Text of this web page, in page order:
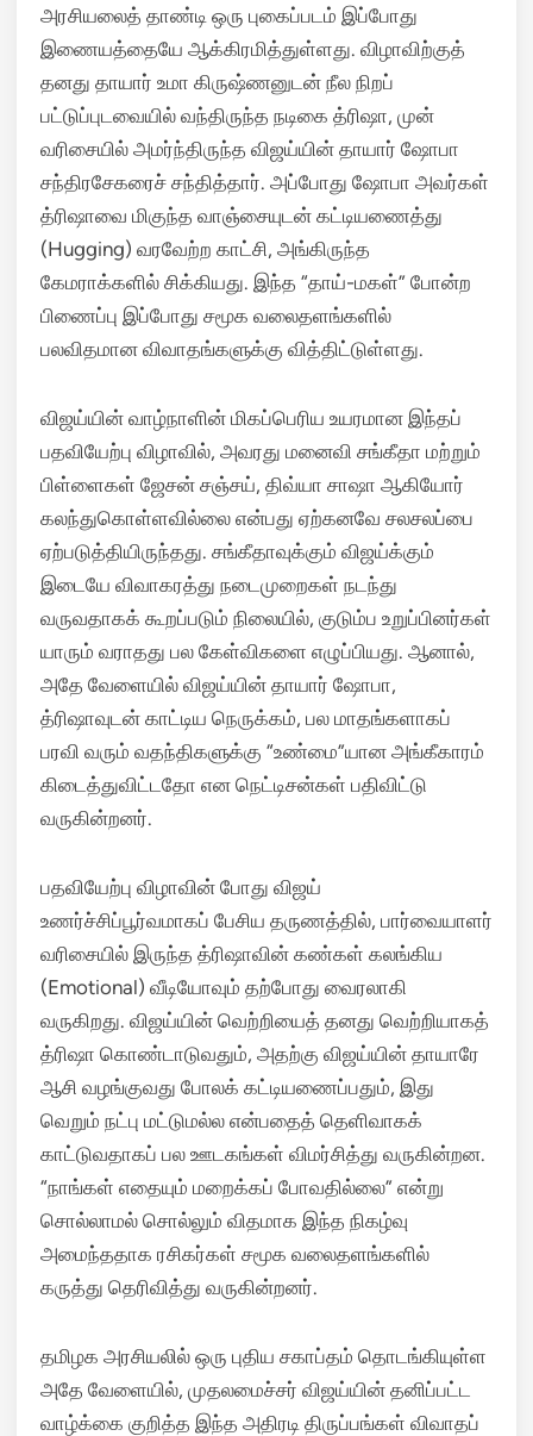
அரசியலைத் தாண்டி ஒரு புகைப்படம் இப்போது
இணையத்தையே ஆக்கிரமித்துள்ளது. விழாவிற்குத்
தனது தாயார் உமா கிருஷ்ணனுடன் நீல நிறப்
பட்டுப்புடவையில் வந்திருந்த நடிகை த்ரிஷா, முன்
வரிசையில் அமர்ந்திருந்த விஜய்யின் தாயார் ஷோபா
சந்திரசேகரைச் சந்தித்தார். அப்போது ஷோபா அவர்கள்
த்ரிஷாவை மிகுந்த வாஞ்சையுடன் கட்டியணைத்து
(Hugging) வரவேற்ற காட்சி, அங்கிருந்த
கேமராக்களில் சிக்கியது. இந்த “தாய்-மகள்” போன்ற
பிணைப்பு இப்போது சமூக வலைதளங்களில்
பலவிதமான விவாதங்களுக்கு வித்திட்டுள்ளது.
விஜய்யின் வாழ்நாளின் மிகப்பெரிய உயரமான இந்தப்
பதவியேற்பு விழாவில், அவரது மனைவி சங்கீதா மற்றும்
பிள்ளைகள் ஜேசன் சஞ்சய், திவ்யா சாஷா ஆகியோர்
கலந்துகொள்ளவில்லை என்பது ஏற்கனவே சலசலப்பை
ஏற்படுத்தியிருந்தது. சங்கீதாவுக்கும் விஜய்க்கும்
இடையே விவாகரத்து நடைமுறைகள் நடந்து
வருவதாகக் கூறப்படும் நிலையில், குடும்ப உறுப்பினர்கள்
யாரும் வராதது பல கேள்விகளை எழுப்பியது. ஆனால்,
அதே வேளையில் விஜய்யின் தாயார் ஷோபா,
த்ரிஷாவுடன் காட்டிய நெருக்கம், பல மாதங்களாகப்
பரவி வரும் வதந்திகளுக்கு “உண்மை”யான அங்கீகாரம்
கிடைத்துவிட்டதோ என நெட்டிசன்கள் பதிவிட்டு
வருகின்றனர்.
பதவியேற்பு விழாவின் போது விஜய்
உணர்ச்சிப்பூர்வமாகப் பேசிய தருணத்தில், பார்வையாளர்
வரிசையில் இருந்த த்ரிஷாவின் கண்கள் கலங்கிய
(Emotional) வீடியோவும் தற்போது வைரலாகி
வருகிறது. விஜய்யின் வெற்றியைத் தனது வெற்றியாகத்
த்ரிஷா கொண்டாடுவதும், அதற்கு விஜய்யின் தாயாரே
ஆசி வழங்குவது போலக் கட்டியணைப்பதும், இது
வெறும் நட்பு மட்டுமல்ல என்பதைத் தெளிவாகக்
காட்டுவதாகப் பல ஊடகங்கள் விமர்சித்து வருகின்றன.
“நாங்கள் எதையும் மறைக்கப் போவதில்லை” என்று
சொல்லாமல் சொல்லும் விதமாக இந்த நிகழ்வு
அமைந்ததாக ரசிகர்கள் சமூக வலைதளங்களில்
கருத்து தெரிவித்து வருகின்றனர்.
தமிழக அரசியலில் ஒரு புதிய சகாப்தம் தொடங்கியுள்ள
அதே வேளையில், முதலமைச்சர் விஜய்யின் தனிப்பட்ட
வாழ்க்கை குறித்த இந்த அதிரடி திருப்பங்கள் விவாதப்